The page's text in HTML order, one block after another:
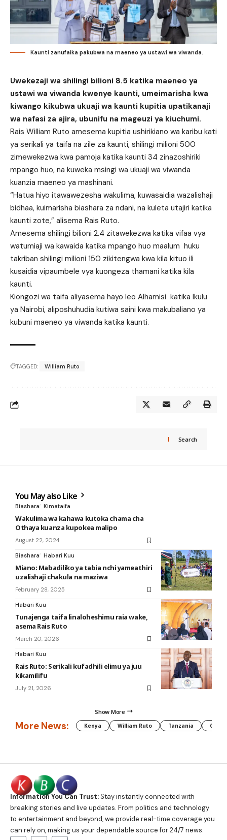
Kaunti zanufaika pakubwa na maeneo ya ustawi wa viwanda.
Uwekezaji wa shilingi bilioni 8.5 katika maeneo ya
ustawi wa viwanda kwenye kaunti, umeimarisha kwa
kiwango kikubwa ukuaji wa kaunti kupitia upatikanaji
wa nafasi za ajira, ubunifu na mageuzi ya kiuchumi.
Rais William Ruto amesema kupitia ushirikiano wa karibu kati
ya serikali ya taifa na zile za kaunti, shilingi milioni 500
zimewekezwa kwa pamoja katika kaunti 34 zinazoshiriki
mpango huo, na kuweka msingi wa ukuaji wa viwanda
kuanzia maeneo ya mashinani.
“Hatua hiyo itawawezesha wakulima, kuwasaidia wazalishaji
bidhaa, kuimarisha biashara za ndani, na kuleta utajiri katika
kaunti zote,” alisema Rais Ruto.
Amesema shilingi bilioni 2.4 zitawekezwa katika vifaa vya
watumiaji wa kawaida katika mpango huo maalum huku
takriban shilingi milioni 150 zikitengwa kwa kila kituo ili
kusaidia vipaumbele vya kuongeza thamani katika kila
kaunti.
Kiongozi wa taifa aliyasema hayo leo Alhamisi katika Ikulu
ya Nairobi, aliposhuhudia kutiwa saini kwa makubaliano ya
kubuni maeneo ya viwanda katika kaunti.
TAGGED: William Ruto
Search
You May also Like
Biashara Kimataifa
Wakulima wa kahawa kutoka chama cha
Othaya kuanza kupokea malipo
August 22, 2024
Biashara Habari Kuu
Miano: Mabadiliko ya tabia nchi yameathiri
uzalishaji chakula na maziwa
February 28, 2025
Habari Kuu
Tunajenga taifa linaloheshimu raia wake,
asema Rais Ruto
March 20, 2026
Habari Kuu
Rais Ruto: Serikali kufadhili elimu ya juu
kikamilifu
July 21, 2026
Show More
More News: Kenya William Ruto Tanzania CAF
Information You Can Trust:Stay instantly connected with
breaking stories and live updates. From politics and technology
to entertainment and beyond, we provide real-time coverage you
can rely on, making us your dependable source for 24/7 news.